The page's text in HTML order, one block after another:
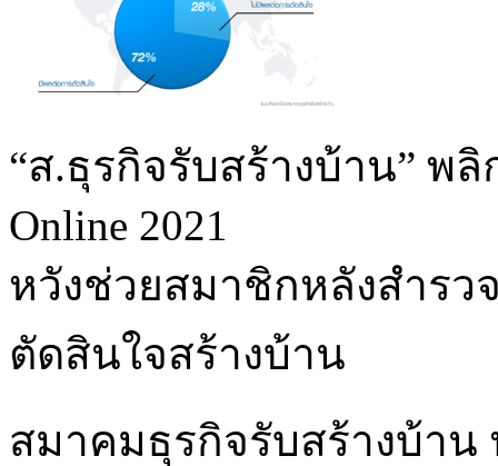
“ส.ธุรกิจรับสร้างบ้าน” พ
Online 2021
หวังช่วยสมาชิกหลังสำรว
ตัดสินใจสร้างบ้าน
สมาคมธุรกิจรับสร้างบ้าน